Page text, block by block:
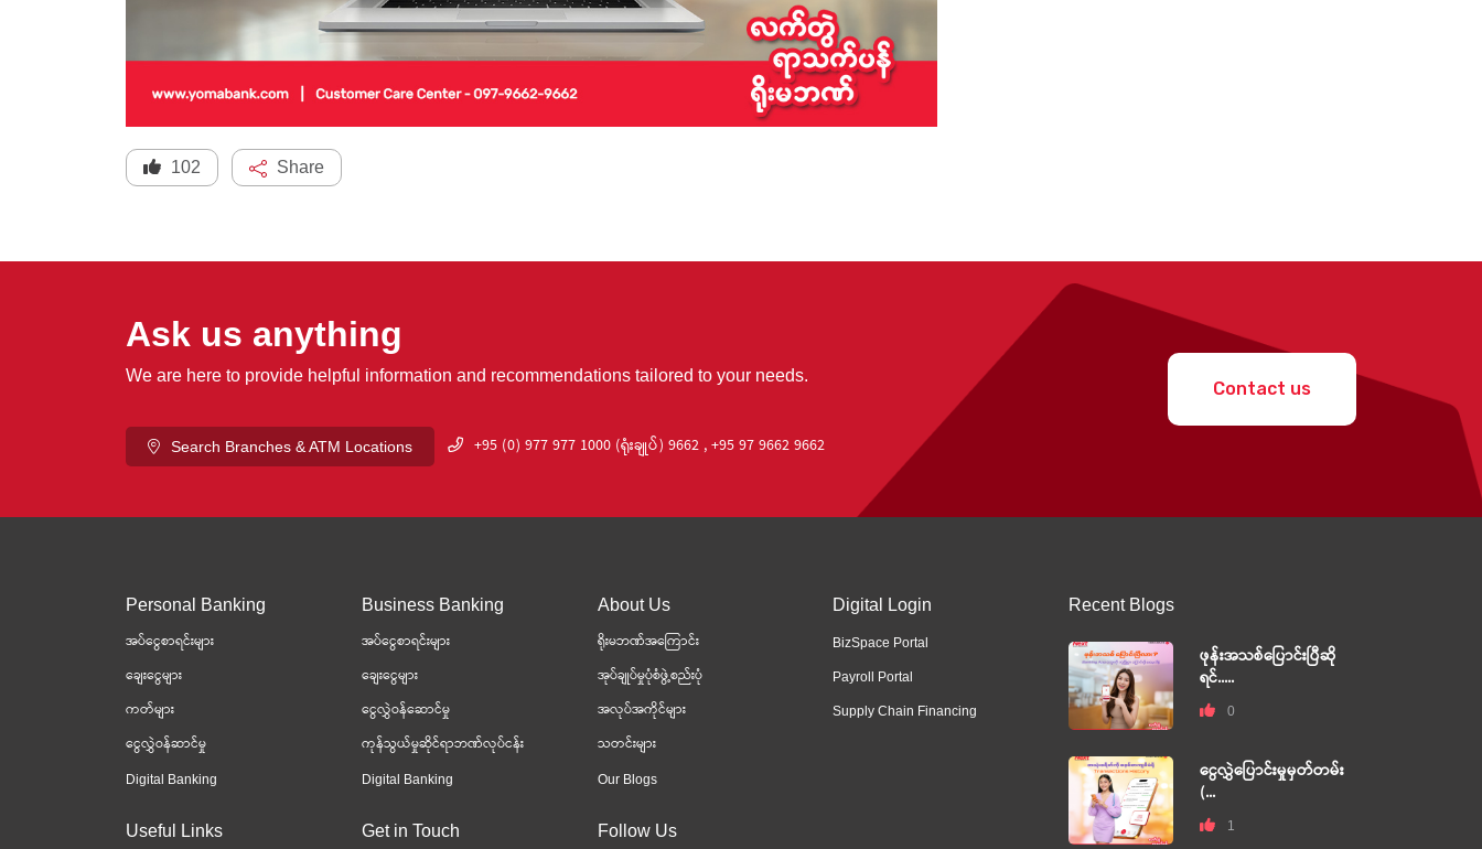
102 Share
Ask us anything
We are here to provide helpful information and recommendations tailored to your needs.
Search Branches & ATM Locations +95 (0) 977 977 1000 (ရုံးချုပ်) 9662 , +95 97 9662 9662
Contact us
Personal Banking
အပ်ငွေစာရင်းများ
ချေးငွေများ
ကတ်များ
ငွေလွှဲဝန်ဆာင်မှု
Digital Banking
Business Banking
အပ်ငွေစာရင်းများ
ချေးငွေများ
ငွေလွှဲဝန်ဆောင်မှု
ကုန်သွယ်မှုဆိုင်ရာဘဏ်လုပ်ငန်း
Digital Banking
About Us
ရိုးမဘဏ်အကြောင်း
အုပ်ချုပ်မှုပုံစံဖွဲ့စည်းပုံ
အလုပ်အကိုင်များ
သတင်းများ
Our Blogs
Digital Login
BizSpace Portal
Payroll Portal
Supply Chain Financing
Useful Links Get in Touch Follow Us
Recent Blogs
ဖုန်းအသစ်ပြောင်းပြီဆို
ရင်.....
0
ငွေလွှဲပြောင်းမှုမှတ်တမ်း
(...
1